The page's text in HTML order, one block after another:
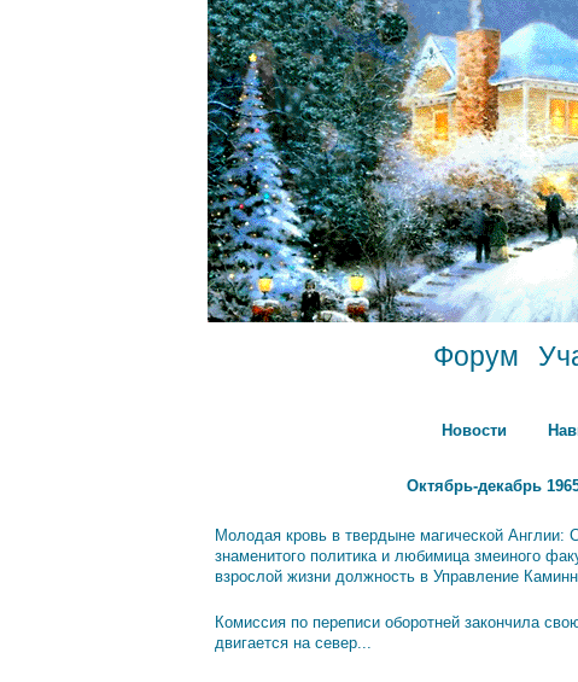
Форум
Новости
Октябрь-декабрь
Молодая кровь в твердыне магической
знаменитого политика и любимица змеиного
взрослой жизни должность в Управление
Комиссия по переписи оборотней закончила
двигается на север...